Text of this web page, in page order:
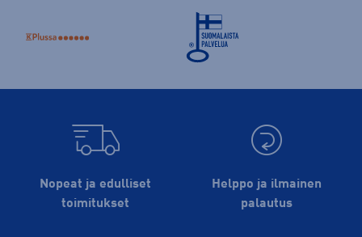
Nopeat ja edulliset
toimitukset
Helppo ja ilmainen
palautus